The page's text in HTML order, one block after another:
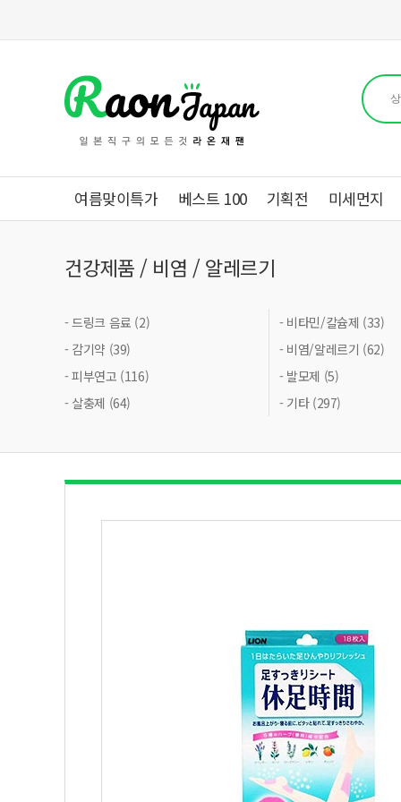
여름맞이특가 베스트 100 기획전 미세먼지
건강제품 / 비염 / 알레르기
- 드링크 음료 (2)
- 비타민/칼슘제 (33)
- 감기약 (39)
- 비염/알레르기 (62)
- 피부연고 (116)
- 발모제 (5)
- 살충제 (64)
- 기타 (297)